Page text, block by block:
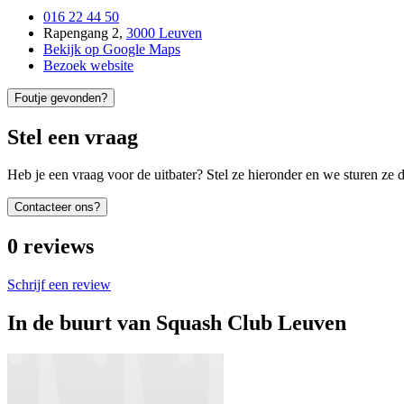
016 22 44 50
Rapengang 2, 3000 Leuven
Bekijk op Google Maps
Bezoek website
Foutje gevonden?
Stel een vraag
Heb je een vraag voor de uitbater? Stel ze hieronder en we sturen ze
Contacteer ons?
0 reviews
Schrijf een review
In de buurt van Squash Club Leuven